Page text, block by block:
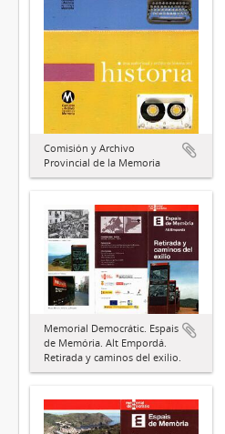
Comisión y Archivo
Provincial de la Memoria
Memorial Democrátic. Espais
de Memória. Alt Empordá.
Retirada y caminos del exilio.